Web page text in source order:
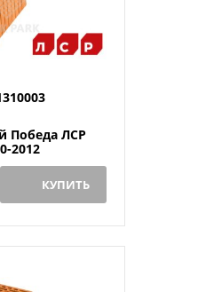
Победа ЛСР
2012
КУПИТЬ